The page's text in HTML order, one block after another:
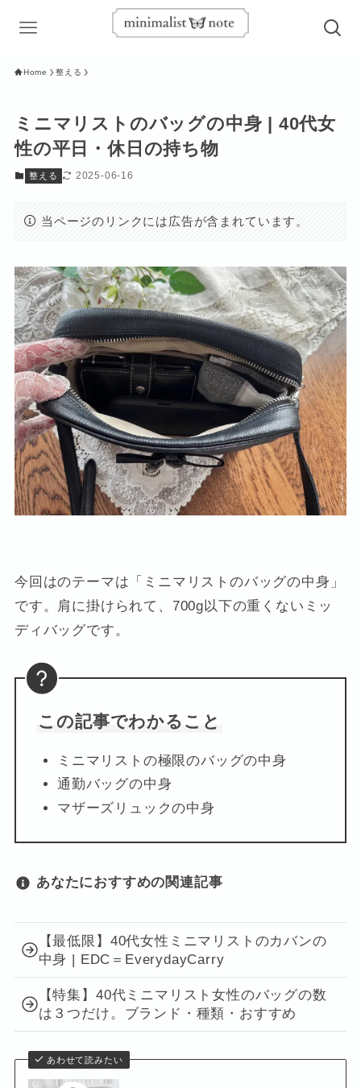
Home 整える
ミニマリストのバッグの中身 | 40代女
性の平日・休日の持ち物
整える 2025-06-16
当ページのリンクには広告が含まれています。
今回はのテーマは「ミニマリストのバッグの中身」
です。肩に掛けられて、700g以下の重くないミッ
ディバッグです。
この記事でわかること
ミニマリストの極限のバッグの中身
通勤バッグの中身
マザーズリュックの中身
あなたにおすすめの関連記事
【最低限】40代女性ミニマリストのカバンの
中身 | EDC＝EverydayCarry
【特集】40代ミニマリスト女性のバッグの数
は３つだけ。ブランド・種類・おすすめ
あわせて読みたい